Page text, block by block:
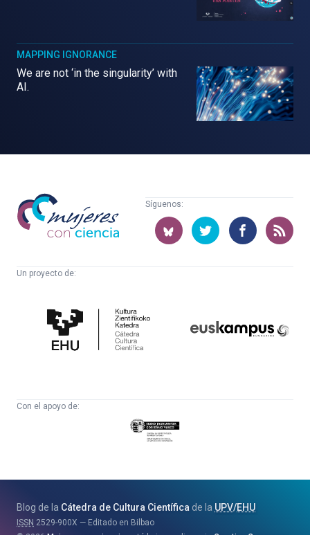
MAPPING IGNORANCE
We are not ‘in the singularity’ with
AI.
Mujeres
con
ciencia
Síguenos:
Un proyecto de:
Cultura
Científica
Con el apoyo de:
Eusko
Jaurlaritza
eta
Berrikuntza
Blog de la Cátedra de Cultura Científica de la UPV/EHU
ISSN 2529-900X
Editado en Bilbao